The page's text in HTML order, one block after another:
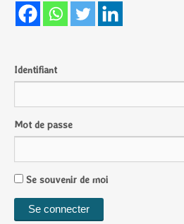
Identifiant
Mot de passe
Se souvenir de moi